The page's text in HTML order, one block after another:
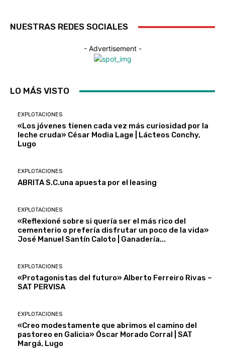
NUESTRAS REDES SOCIALES
- Advertisement -
LO MÁS VISTO
EXPLOTACIONES
«Los jóvenes tienen cada vez más curiosidad por la
leche cruda» César Modia Lage | Lácteos Conchy,
Lugo
EXPLOTACIONES
ABRITA S.C.una apuesta por el leasing
EXPLOTACIONES
«Reflexioné sobre si quería ser el más rico del
cementerio o prefería disfrutar un poco de la vida»
José Manuel Santín Caloto | Ganadería...
EXPLOTACIONES
«Protagonistas del futuro» Alberto Ferreiro Rivas –
SAT PERVISA
EXPLOTACIONES
«Creo modestamente que abrimos el camino del
pastoreo en Galicia» Óscar Morado Corral | SAT
Margá, Lugo